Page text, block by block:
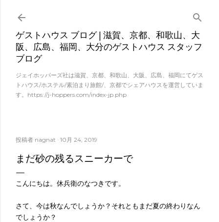
スキップしてメイン コンテンツに移動
ゲストハウス ブログ | 滋賀、京都、和歌山、大
阪、広島、福岡、大分のゲストハウス スタッフ
ブログ
ジェイホッパーズ社は滋賀、京都、和歌山、大阪、広島、福岡にてゲス
トハウス/ホステル/素泊まり旅館/、京都でシェアハウスを運営していま
す。https://j-hoppers.com/index-jp.php
投稿者 nagnat 10月 24, 2019
まだ砂の残るスニーカーで
こんにちは。休兵衛のなつきです。
さて、今は秋なんでしょうか？それともまだ夏の終わりなん
でしょうか？